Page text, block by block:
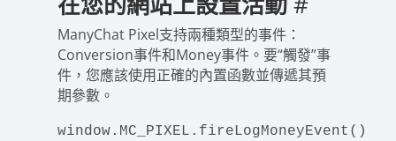
ManyChat Pixel支持兩種類型的事件：
Conversion事件和Money事件。要“觸發”事
件，您應該使用正確的內置函數並傳遞其預
期參數。
window.MC_PIXEL.fireLogMoneyEvent()